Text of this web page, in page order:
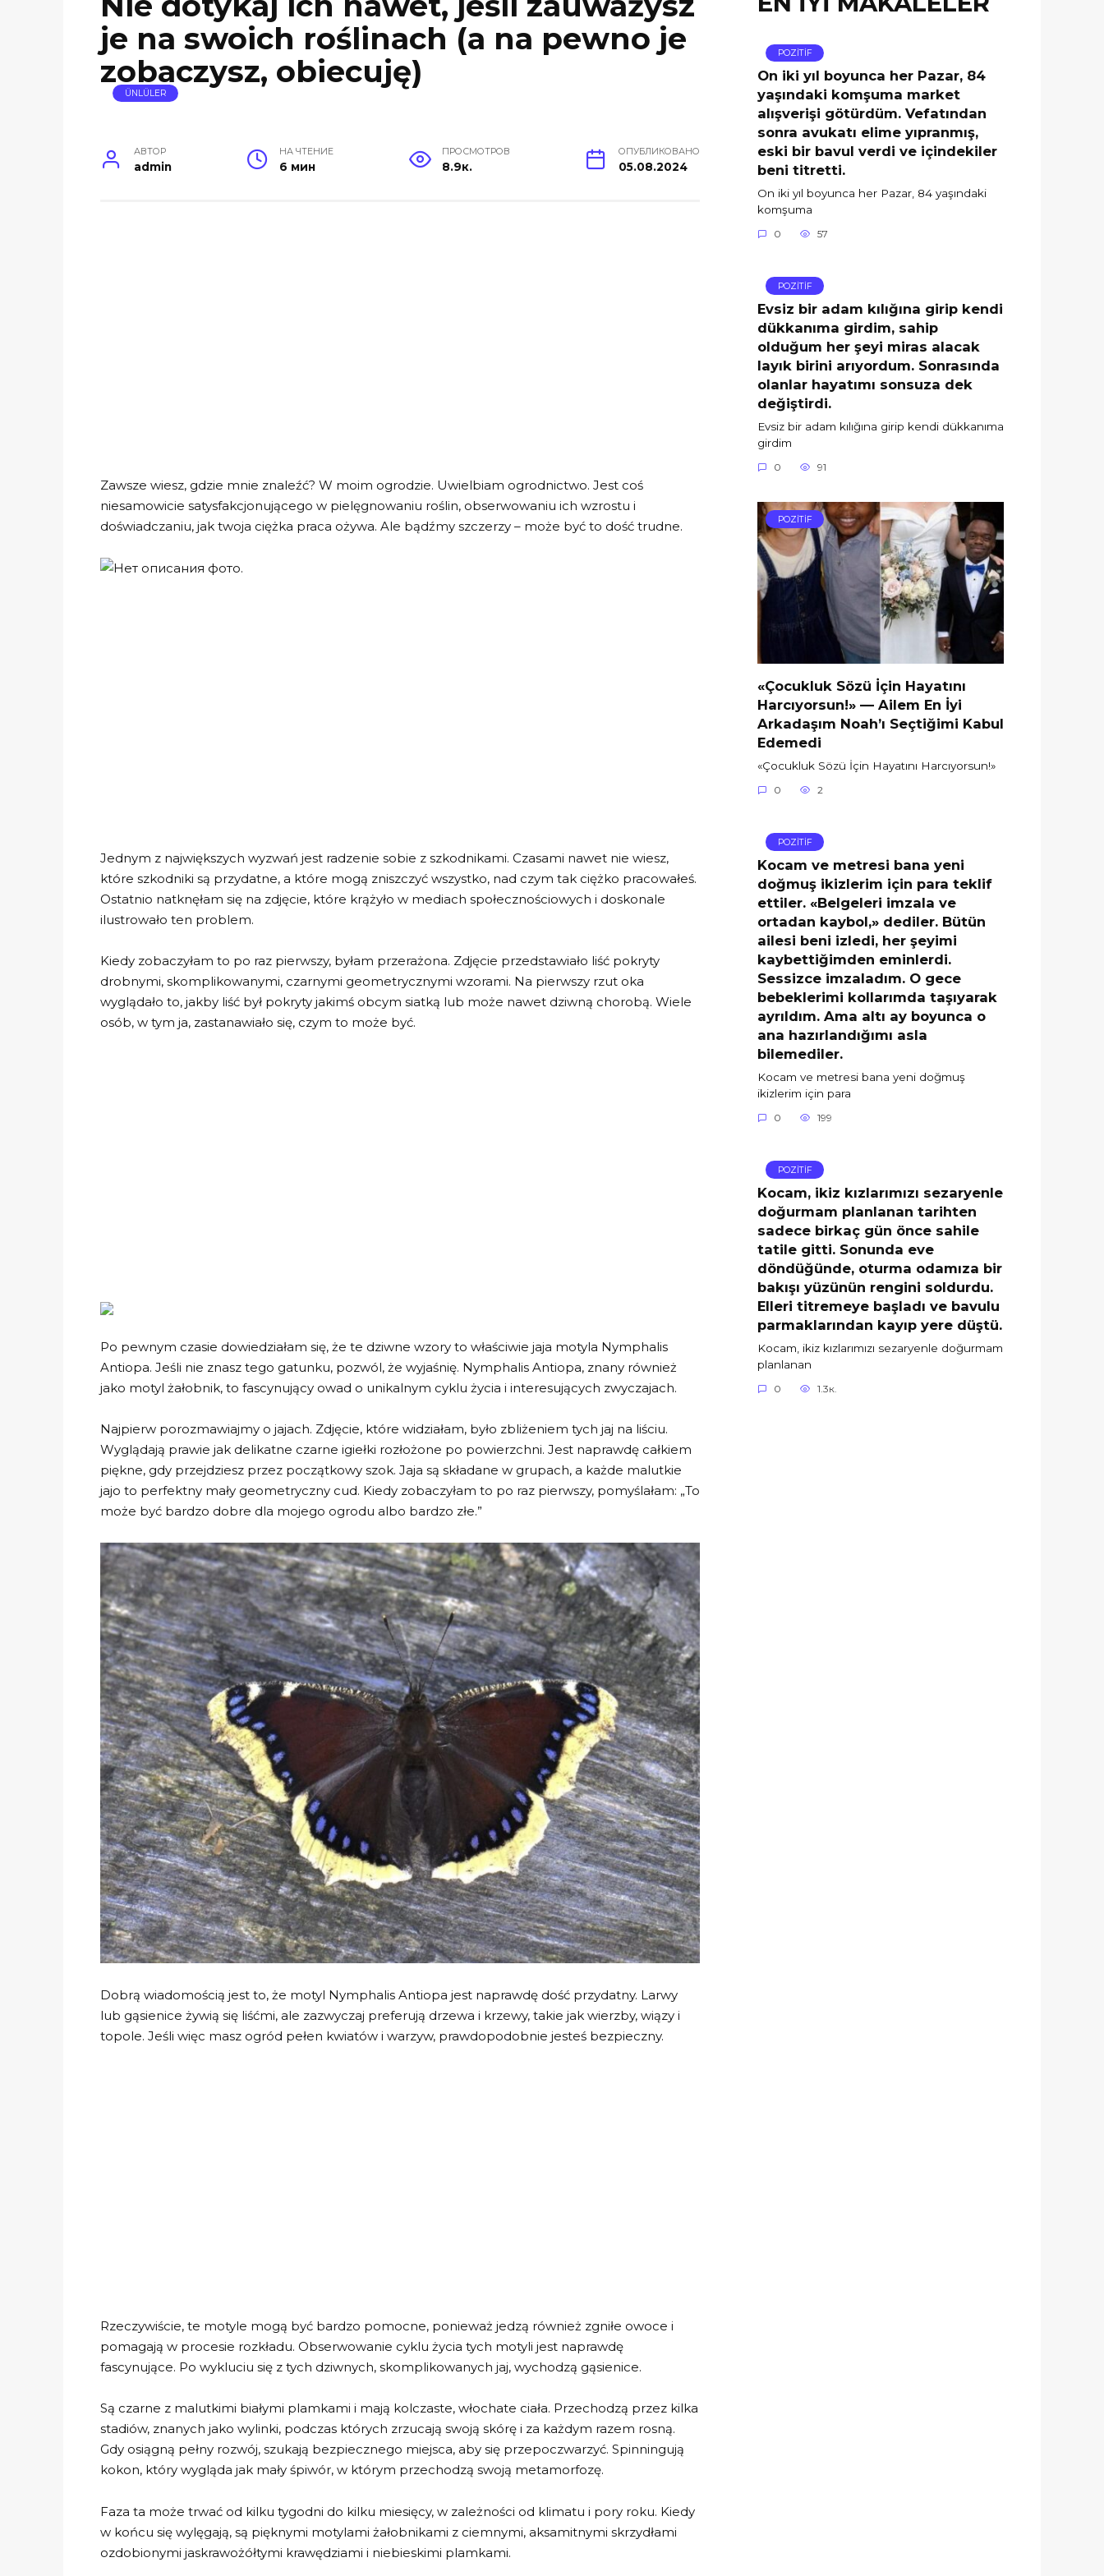
je na swoich roślinach (a na pewno je
zobaczysz, obiecuję)
ÜNLÜLER
АВТОР
admin
НА ЧТЕНИЕ
6 мин
ПРОСМОТРОВ
8.9к.
ОПУБЛИКОВАНО
05.08.2024
Zawsze wiesz, gdzie mnie znaleźć? W moim ogrodzie. Uwielbiam ogrodnictwo. Jest coś
niesamowicie satysfakcjonującego w pielęgnowaniu roślin, obserwowaniu ich wzrostu i
doświadczaniu, jak twoja ciężka praca ożywa. Ale bądźmy szczerzy – może być to dość trudne.
Jednym z największych wyzwań jest radzenie sobie z szkodnikami. Czasami nawet nie wiesz,
które szkodniki są przydatne, a które mogą zniszczyć wszystko, nad czym tak ciężko pracowałeś.
Ostatnio natknęłam się na zdjęcie, które krążyło w mediach społecznościowych i doskonale
ilustrowało ten problem.
Kiedy zobaczyłam to po raz pierwszy, byłam przerażona. Zdjęcie przedstawiało liść pokryty
drobnymi, skomplikowanymi, czarnymi geometrycznymi wzorami. Na pierwszy rzut oka
wyglądało to, jakby liść był pokryty jakimś obcym siatką lub może nawet dziwną chorobą. Wiele
osób, w tym ja, zastanawiało się, czym to może być.
Po pewnym czasie dowiedziałam się, że te dziwne wzory to właściwie jaja motyla Nymphalis
Antiopa. Jeśli nie znasz tego gatunku, pozwól, że wyjaśnię. Nymphalis Antiopa, znany również
jako motyl żałobnik, to fascynujący owad o unikalnym cyklu życia i interesujących zwyczajach.
Najpierw porozmawiajmy o jajach. Zdjęcie, które widziałam, było zbliżeniem tych jaj na liściu.
Wyglądają prawie jak delikatne czarne igiełki rozłożone po powierzchni. Jest naprawdę całkiem
piękne, gdy przejdziesz przez początkowy szok. Jaja są składane w grupach, a każde malutkie
jajo to perfektny mały geometryczny cud. Kiedy zobaczyłam to po raz pierwszy, pomyślałam: „To
może być bardzo dobre dla mojego ogrodu albo bardzo złe.”
Dobrą wiadomością jest to, że motyl Nymphalis Antiopa jest naprawdę dość przydatny. Larwy
lub gąsienice żywią się liśćmi, ale zazwyczaj preferują drzewa i krzewy, takie jak wierzby, wiązy i
topole. Jeśli więc masz ogród pełen kwiatów i warzyw, prawdopodobnie jesteś bezpieczny.
Rzeczywiście, te motyle mogą być bardzo pomocne, ponieważ jedzą również zgniłe owoce i
pomagają w procesie rozkładu. Obserwowanie cyklu życia tych motyli jest naprawdę
fascynujące. Po wykluciu się z tych dziwnych, skomplikowanych jaj, wychodzą gąsienice.
Są czarne z malutkimi białymi plamkami i mają kolczaste, włochate ciała. Przechodzą przez kilka
stadiów, znanych jako wylinki, podczas których zrzucają swoją skórę i za każdym razem rosną.
Gdy osiągną pełny rozwój, szukają bezpiecznego miejsca, aby się przepoczwarzyć. Spinningują
kokon, który wygląda jak mały śpiwór, w którym przechodzą swoją metamorfozę.
Faza ta może trwać od kilku tygodni do kilku miesięcy, w zależności od klimatu i pory roku. Kiedy
w końcu się wylęgają, są pięknymi motylami żałobnikami z ciemnymi, aksamitnymi skrzydłami
ozdobionymi jaskrawożółtymi krawędziami i niebieskimi plamkami.
POZİTİF
On iki yıl boyunca her Pazar, 84
yaşındaki komşuma market
alışverişi götürdüm. Vefatından
sonra avukatı elime yıpranmış,
eski bir bavul verdi ve içindekiler
beni titretti.
On iki yıl boyunca her Pazar, 84 yaşındaki
komşuma
0 57
POZİTİF
Evsiz bir adam kılığına girip kendi
dükkanıma girdim, sahip
olduğum her şeyi miras alacak
layık birini arıyordum. Sonrasında
olanlar hayatımı sonsuza dek
değiştirdi.
Evsiz bir adam kılığına girip kendi dükkanıma
girdim
0 91
POZİTİF
«Çocukluk Sözü İçin Hayatını
Harcıyorsun!» — Ailem En İyi
Arkadaşım Noah’ı Seçtiğimi Kabul
Edemedi
«Çocukluk Sözü İçin Hayatını Harcıyorsun!»
0 2
POZİTİF
Kocam ve metresi bana yeni
doğmuş ikizlerim için para teklif
ettiler. «Belgeleri imzala ve
ortadan kaybol,» dediler. Bütün
ailesi beni izledi, her şeyimi
kaybettiğimden eminlerdi.
Sessizce imzaladım. O gece
bebeklerimi kollarımda taşıyarak
ayrıldım. Ama altı ay boyunca o
ana hazırlandığımı asla
bilemediler.
Kocam ve metresi bana yeni doğmuş
ikizlerim için para
0 199
POZİTİF
Kocam, ikiz kızlarımızı sezaryenle
doğurmam planlanan tarihten
sadece birkaç gün önce sahile
tatile gitti. Sonunda eve
döndüğünde, oturma odamıza bir
bakışı yüzünün rengini soldurdu.
Elleri titremeye başladı ve bavulu
parmaklarından kayıp yere düştü.
Kocam, ikiz kızlarımızı sezaryenle doğurmam
planlanan
0 1.3к.